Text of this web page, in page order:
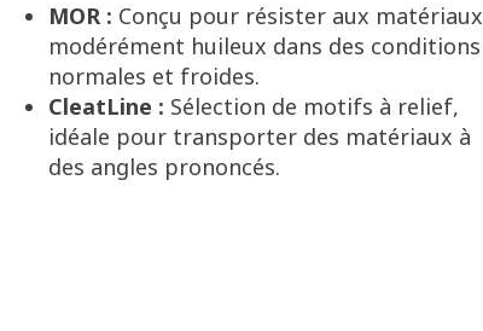
MOR : Conçu pour résister aux matériaux
modérément huileux dans des conditions
normales et froides.
CleatLine : Sélection de motifs à relief,
idéale pour transporter des matériaux à
des angles prononcés.